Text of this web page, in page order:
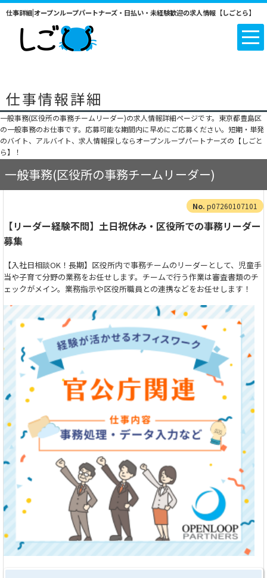
仕事詳細|オープンループパートナーズ・日払い・未経験歓迎の求人情報【しごとら】
仕事情報詳細
一般事務(区役所の事務チームリーダー)の求人情報詳細ページです。東京都豊島区
の一般事務のお仕事です。応募可能な期間内に早めにご応募ください。短期・単発
のバイト、アルバイト、求人情報探しならオープンループパートナーズの【しごと
ら】！
一般事務(区役所の事務チームリーダー)
p07260107101
【リーダー経験不問】土日祝休み・区役所での事務リーダー
募集
【入社日相談OK！長期】区役所内で事務チームのリーダーとして、児童手
当や子育て分野の業務をお任せします。チームで行う作業は審査書類のチ
ェックがメイン。業務指示や区役所職員との連携などをお任せします！